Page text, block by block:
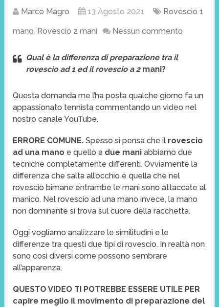
Marco Magro 13 Agosto 2021 Rovescio 1
mano, Rovescio 2 mani Nessun commento
Qual è la differenza di preparazione tra il
rovescio ad 1 ed il rovescio a 2mani?
Questa domanda me l’ha posta qualche giorno fa un
appassionato tennista commentando un video nel
nostro canale YouTube.
ERRORE COMUNE. Spesso si pensa che il rovescio
ad una mano e quello a due mani abbiamo due
tecniche completamente differenti. Ovviamente la
differenza che salta all’occhio è quella che nel
rovescio bimane entrambe le mani sono attaccate al
manico. Nel rovescio ad una mano invece, la mano
non dominante si trova sul cuore della racchetta.
Oggi vogliamo analizzare le similitudini e le
differenze tra questi due tipi di rovescio. In realtà non
sono così diversi come possono sembrare
all’apparenza.
QUESTO VIDEO TI POTREBBE ESSERE UTILE PER
capire meglio il movimento di preparazione del